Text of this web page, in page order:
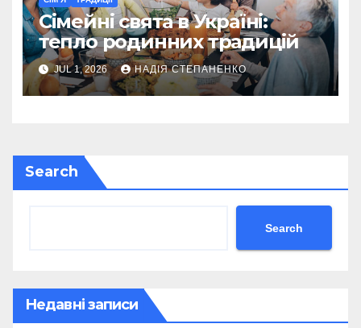
Сімейні свята в Україні:
тепло родинних традицій
JUL 1, 2026 НАДІЯ СТЕПАНЕНКО
Search
Search
Недавні записи